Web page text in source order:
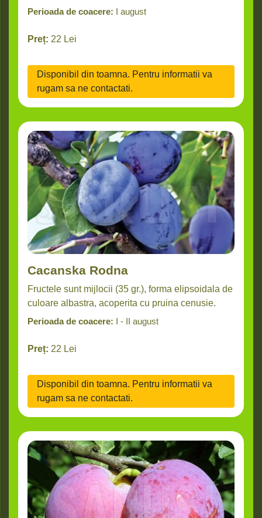
Perioada de coacere: I august
Preț: 22 Lei
Disponibil din toamna. Pentru informatii va
rugam sa ne contactati.
Cacanska Rodna
Fructele sunt mijlocii (35 gr.), forma elipsoidala de
culoare albastra, acoperita cu pruina cenusie.
Perioada de coacere: I - II august
Preț: 22 Lei
Disponibil din toamna. Pentru informatii va
rugam sa ne contactati.